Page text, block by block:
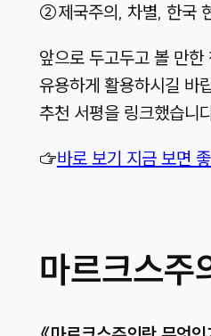
②제국주의, 차별, 한국
앞으로 두고두고 볼 만한
유용하게 활용하시길 바
추천 서평을 링크했습니
☞바로 보기 지금 보면
마르크스주